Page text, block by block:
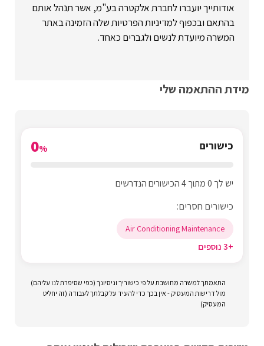
אודותייך יועברו לחברת אלקטרה בע"מ, אשר תנהל אותם
בהתאם ובכפוף למדיניות הפרטיות שלה הזמינה באתר
המשרה מיועדת לנשים ולגברים כאחד.
מידת ההתאמה שלי
כישורים 0%
יש לך 0 מתוך 4 הכישורים הנדרשים
כישורים חסרים:
Air Conditioning Maintenance
+3 נוספים
התאמתך למשרה מחושבת על פי כישוריך וניסיונך (כפי שסיפרת לנו עליהם)
מול דרישות המעסיק - אין בכך כדי להעיד על קבלתך לעבודה (זה יחליט
המעסיק)